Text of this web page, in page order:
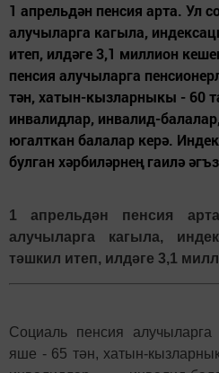
1 апрельдән пенсия арта. Ул
алучыларга кагыла,
итеп, илдәге 3,1 миллион
пенсия алучыларга
тән, хатын-кызларныкы - 60
инвалидлар, инвалид-
югалткан балалар керә.
булган хәрбиләрнең гаилә
1 апрельдән пенсия
алучыларга кагыла,
тәшкил итеп, илдәге 3,1
Социаль пенсия алучыларга
яше - 65 тән, хатын-